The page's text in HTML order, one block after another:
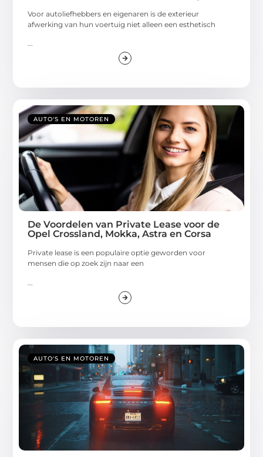
Voor autoliefhebbers en eigenaren is de exterieur
afwerking van hun voertuig niet alleen een esthetisch
...
AUTO'S EN MOTOREN
De Voordelen van Private Lease voor de
Opel Crossland, Mokka, Astra en Corsa
Private lease is een populaire optie geworden voor
mensen die op zoek zijn naar een
AUTO'S EN MOTOREN